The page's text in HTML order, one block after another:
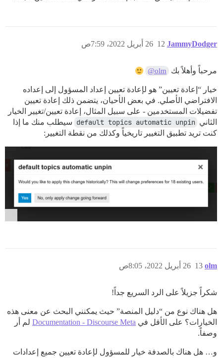
JammyDodger 26 أبريل 2022، 7:59ص 12
مرحباً وأهلاً بك @olm
خيار “إعادة تعيين” هو لإعادة تعيين إعداد المسؤول إلى إعداده
الافتراضي الأصلي. في بعض الأحيان، يتضمن ذلك إعادة تعيين
تفضيلات المستخدمين - على سبيل المثال، إعادة تعيين/تغيير الخيار
الثاني default topics automatic unpin سيطلب منك ما إذا
كنت تريد تطبيق التغيير تاريخياً وكذلك من نقطة التغيير:
olm 26 أبريل 2022، 8:05ص 13
شكراً جزيلاً على الرد السريع جداً!
هل هناك نوع من “دليل المنصة” حيث يمكنني البحث عن معنى هذه
الخيارات؟ على الأقل في Documentation - Discourse Meta لم أر
وصفاً.
و… هل هناك بالصدفة خيار للمسؤول لإعادة تعيين جميع إعدادات